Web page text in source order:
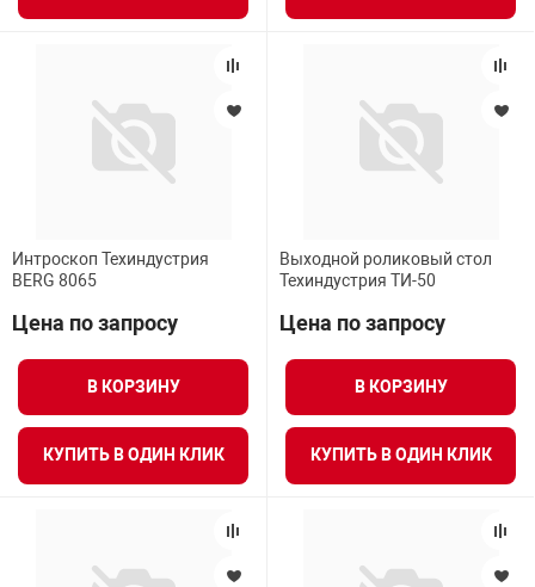
Интроскоп Техиндустрия
BERG 8065
Цена по запросу
В КОРЗИНУ
КУПИТЬ В ОДИН КЛИК
Выходной роликовый стол
Техиндустрия ТИ-50
Цена по запросу
В КОРЗИНУ
КУПИТЬ В ОДИН КЛИК